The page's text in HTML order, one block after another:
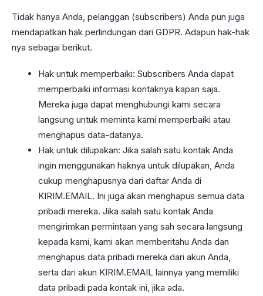
Tidak hanya Anda, pelanggan (subscribers) Anda pun juga
mendapatkan hak perlindungan dari GDPR. Adapun hak-hak
nya sebagai berikut.
Hak untuk memperbaiki: Subscribers Anda dapat
memperbaiki informasi kontaknya kapan saja.
Mereka juga dapat menghubungi kami secara
langsung untuk meminta kami memperbaiki atau
menghapus data-datanya.
Hak untuk dilupakan: Jika salah satu kontak Anda
ingin menggunakan haknya untuk dilupakan, Anda
cukup menghapusnya dari daftar Anda di
KIRIM.EMAIL. Ini juga akan menghapus semua data
pribadi mereka. Jika salah satu kontak Anda
mengirimkan permintaan yang sah secara langsung
kepada kami, kami akan memberitahu Anda dan
menghapus data pribadi mereka dari akun Anda,
serta dari akun KIRIM.EMAIL lainnya yang memiliki
data pribadi pada kontak ini, jika ada.